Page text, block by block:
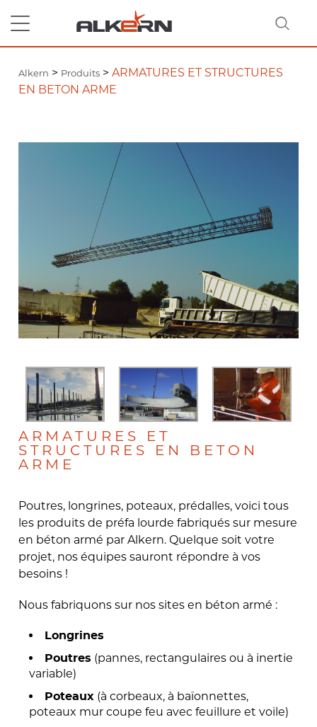
Alkern > Produits >ARMATURES ET STRUCTURES
EN BETON ARME
ARMATURES ET
STRUCTURES EN BETON
ARME
Poutres, longrines, poteaux, prédalles, voici tous
les produits de préfa lourde fabriqués sur mesure
en béton armé par Alkern. Quelque soit votre
projet, nos équipes sauront répondre à vos
besoins !
Nous fabriquons sur nos sites en béton armé :
Longrines
Poutres (pannes, rectangulaires ou à inertie
variable)
Poteaux (à corbeaux, à baïonnettes,
poteaux mur coupe feu avec feuillure et voile)